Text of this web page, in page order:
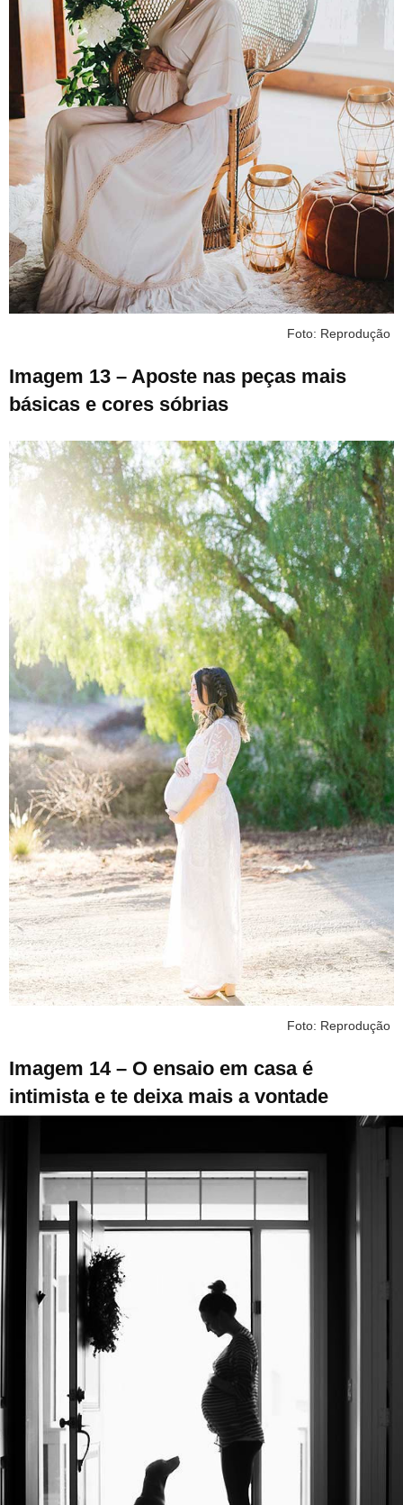
Foto: Reprodução
Imagem 13 – Aposte nas peças mais
básicas e cores sóbrias
Foto: Reprodução
Imagem 14 – O ensaio em casa é
intimista e te deixa mais a vontade